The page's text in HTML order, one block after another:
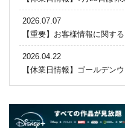
2026.07.07
【重要】お客様情報に関す
2026.04.22
【休業日情報】ゴールデン